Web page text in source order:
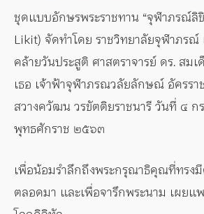
ชุดแบบอักษรพระราชทาน “จุฬาภรณ์
Likit) จัดทำโดย ราชวิทยาลัยจุฬาภรณ์
คล้ายวันประสูติ ศาสตราจารย์ ดร. สมเ
เธอ เจ้าฟ้าจุฬาภรณวลัยลักษณ์ อัครร
สวางควัฒน วรขัตติยราชนารี วันที่ ๔ ก
พุทธศักราช ๒๕๖๓
เพื่อน้อมรำลึกถึงพระกรุณาธิคุณที่ทรง
ตลอดมา และเพื่อจารึกพระนาม เผยแ